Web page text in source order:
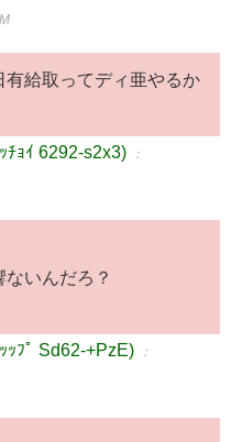
有給取ってディ亜やるか
ﾁｮｲ 6292-s2x3) ：
いんだろ？
ｯﾌﾟ Sd62-+PzE) ：